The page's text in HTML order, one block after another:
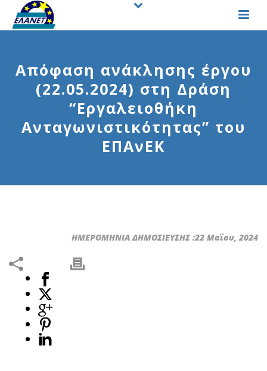
Απόφαση ανάκλησης έργου
(22.05.2024) στη Δράση
“Εργαλειοθήκη
Ανταγωνιστικότητας” του
ΕΠΑνΕΚ
ΗΜΕΡΟΜΗΝΙΑ ΔΗΜΟΣΙΕΥΣΗΣ :22 Μαΐου, 2024